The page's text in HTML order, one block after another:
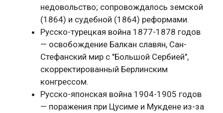
недовольство; сопровождалось земской
(1864) и судебной (1864) реформами.
Русско-турецкая война 1877-1878 годов
— освобождение Балкан славян, Сан-
Стефанский мир с "Большой Сербией",
скорректированный Берлинским
конгрессом.
Русско-японская война 1904-1905 годов
— поражения при Цусиме и Мукдене из-за